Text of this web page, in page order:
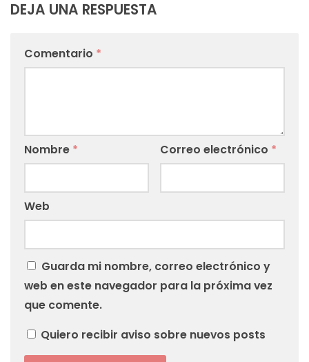
DEJA UNA RESPUESTA
Comentario *
Nombre * Correo electrónico *
Web
Guarda mi nombre, correo electrónico y
web en este navegador para la próxima vez
que comente.
Quiero recibir aviso sobre nuevos posts